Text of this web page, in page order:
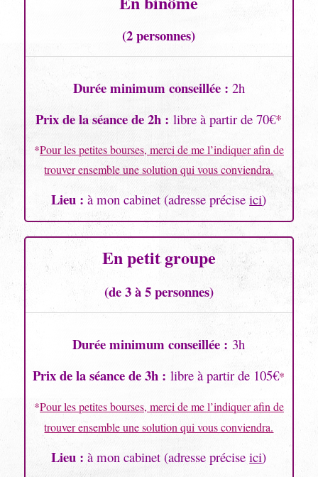
(2 personnes)
Durée minimum conseillée : 2h
Prix de la séance de 2h : libre à partir de 70€*
*Pour les petites bourses, merci de me l’indiquer afin de
trouver ensemble une solution qui vous conviendra.
Lieu : à mon cabinet (adresse préciseici)
En petit groupe
(de 3 à 5 personnes)
Durée minimum conseillée : 3h
Prix de la séance de 3h : libre à partir de 105€*
*Pour les petites bourses, merci de me l’indiquer afin de
trouver ensemble une solution qui vous conviendra.
Lieu : à mon cabinet (adresse préciseici)